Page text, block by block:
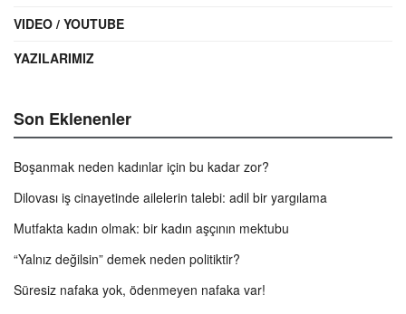
VIDEO / YOUTUBE
YAZILARIMIZ
Son Eklenenler
Boşanmak neden kadınlar için bu kadar zor?
Dilovası iş cinayetinde ailelerin talebi: adil bir yargılama
Mutfakta kadın olmak: bir kadın aşçının mektubu
“Yalnız değilsin” demek neden politiktir?
Süresiz nafaka yok, ödenmeyen nafaka var!